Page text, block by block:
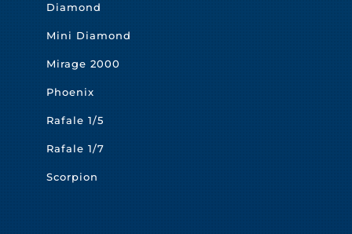
Diamond
Mini Diamond
Mirage 2000
Phoenix
Rafale 1/5
Rafale 1/7
Scorpion